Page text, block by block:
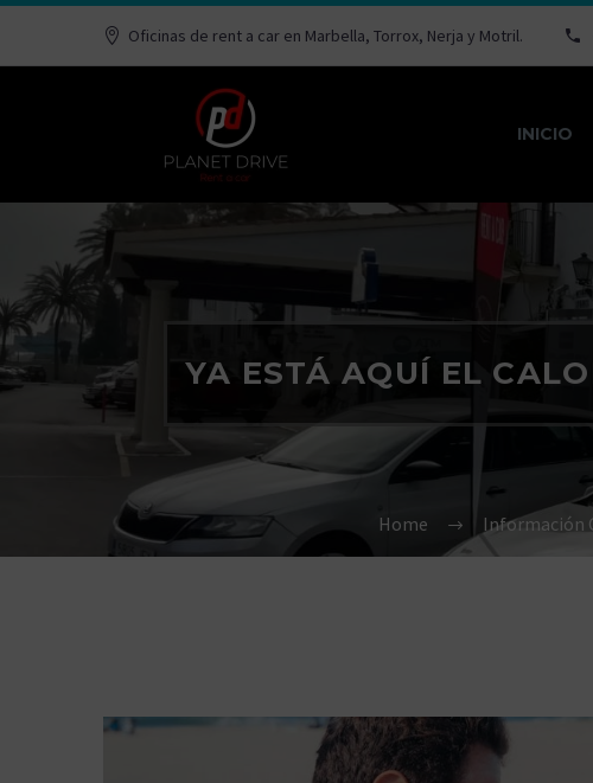
Oficinas de rent a car en Marbella, Torrox, Nerja y Motril.
INICIO
YA ESTÁ AQUÍ EL
Home Información